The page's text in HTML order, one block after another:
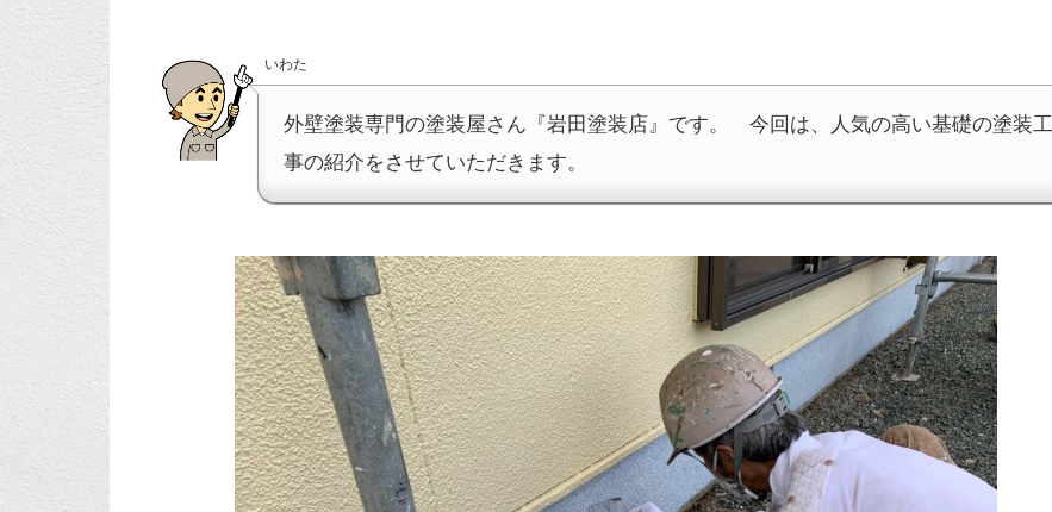
いわた
外壁塗装専門の塗装屋さん『岩田塗装店』です。 今回は、人気の高い基礎の塗装工
事の紹介をさせていただきます。